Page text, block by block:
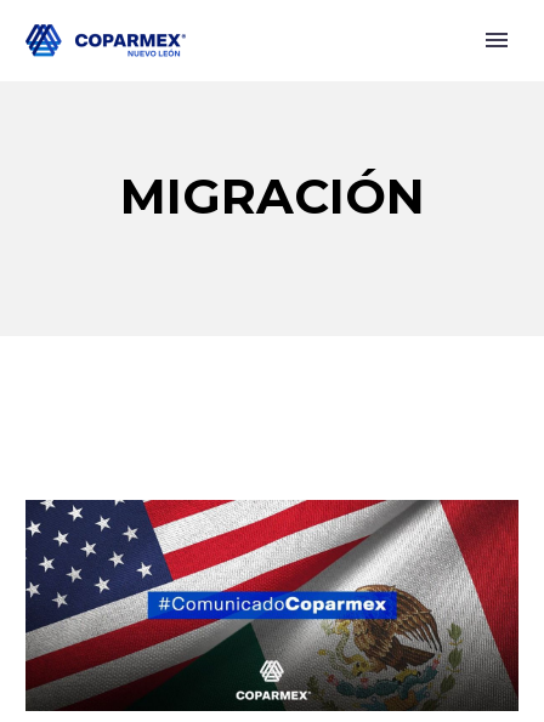
MIGRACIÓN